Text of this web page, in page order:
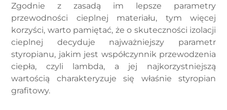
Zgodnie z zasadą im lepsze parametry
przewodności cieplnej materiału, tym więcej
korzyści, warto pamiętać, że o skuteczności izolacji
cieplnej decyduje najważniejszy parametr
styropianu, jakim jest współczynnik przewodzenia
ciepła, czyli lambda, a jej najkorzystniejszą
wartością charakteryzuje się właśnie styropian
grafitowy.